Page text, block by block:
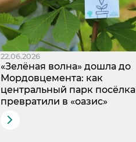
22.06.2026
«Зелёная волна» дошла до
Мордовцемента: как
центральный парк посёлка
превратили в «оазис»